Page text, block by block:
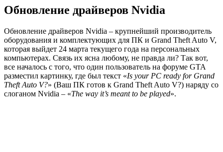
Обновление драйверов Nvidia
Обновление драйверов Nvidia – крупнейший производитель
оборудования и комплектующих для ПК и Grand Theft Auto V,
которая выйдет 24 марта текущего года на персональных
компьютерах. Связь их ясна любому, не правда ли? Так вот,
все началось с того, что один пользователь на форуме GTA
разместил картинку, где был текст «Is your PC ready for Grand
Theft Auto V?» (Ваш ПК готов к Grand Theft Auto V?) наряду со
слоганом Nvidia – «The way it’s meant to be played».